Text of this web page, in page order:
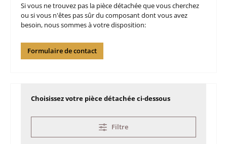
Si vous ne trouvez pas la pièce détachée que vous cherchez
ou si vous n'êtes pas sûr du composant dont vous avez
besoin, nous sommes à votre disposition:
Formulaire de contact
Choisissez votre pièce détachée ci-dessous
Filtre